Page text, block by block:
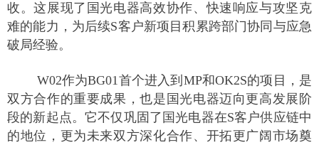
收。这展现了国光电器高效协作、快速响应与攻坚克
难的能力，为后续S客户新项目积累跨部门协同与应急
破局经验。
W02作为BG01首个进入到MP和OK2S的项目，是
双方合作的重要成果，也是国光电器迈向更高发展阶
段的新起点。它不仅巩固了国光电器在S客户供应链中
的地位，更为未来双方深化合作、开拓更广阔市场奠